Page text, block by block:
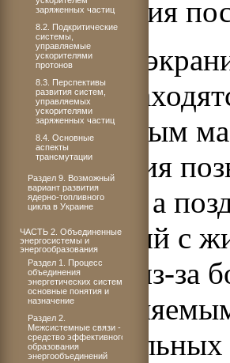
Конструкция
собой три
которые
минеральным
конструкция
до 220 кВ, а
таких линий с
сложным из-за
заряженных частиц
8.2. Подкритические
системы,
управляемые
ускорителями
протонов
8.3. Перспективы
развития систем,
управляемых
ускорителями
заряженных частиц
8.4. Основные
аспекты
трансмутации
Раздел 9. Возможный
вариант развития
ядерно-топливного
цикла в Украине
ЧАСТЬ 2. Объединенные
энергосистемы и
энергообразования
Раздел 1. Процесс
объединения
энергетических систем:
основные понятия и
назначение
Раздел 2.
Межсистемные связи -
средство эффективного
образования
энергообъединений